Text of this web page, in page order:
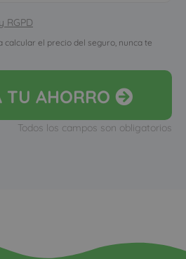
RGPD
calcular el precio del seguro, nunca te
TU AHORRO
Todos los campos son obligatorios